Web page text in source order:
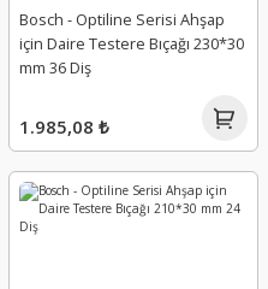
Bosch - Optiline Serisi Ahşap
için Daire Testere Bıçağı 230*30
mm 36 Diş
1.985,08 ₺